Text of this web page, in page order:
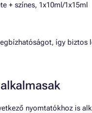
+ színes, 1x10ml/1x15ml
így
nyomtatókhoz is